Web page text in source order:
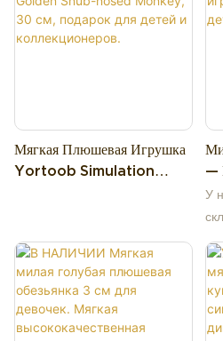
Мягкая Плюшевая Игрушка
Yortoob Simulation
Коллекционеров.
—
У